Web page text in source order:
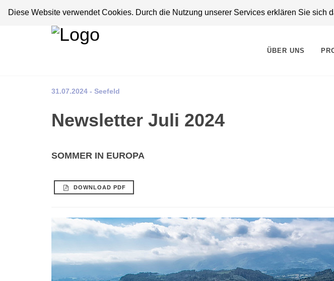
Diese Website verwendet Cookies. Durch die Nutzung unserer Services erklären Sie sich
ÜBER UNS
31.07.2024 - Seefeld
Newsletter Juli 2024
SOMMER IN EUROPA
DOWNLOAD PDF